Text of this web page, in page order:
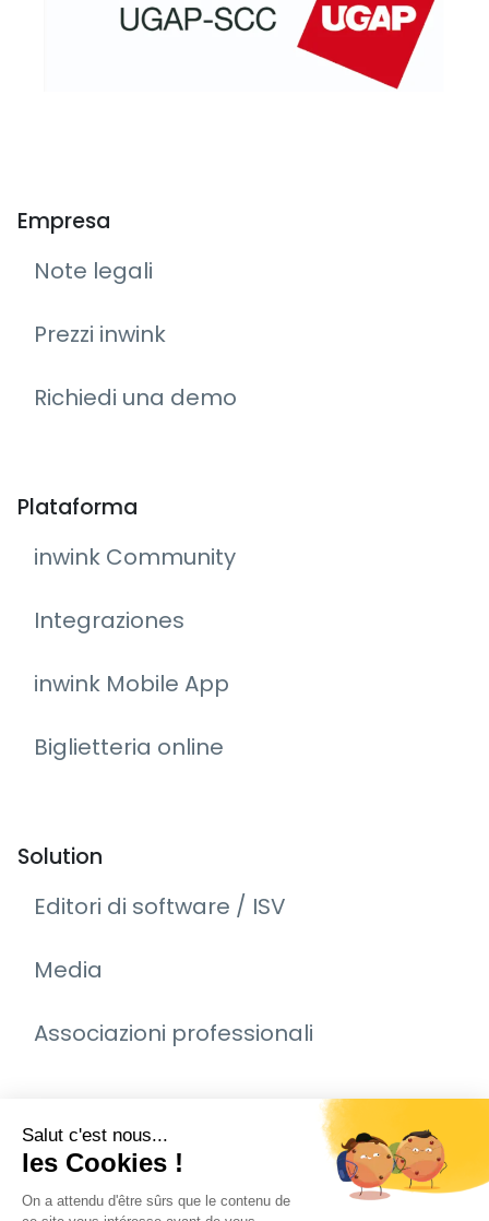
Empresa
Note legali
Prezzi inwink
Richiedi una demo
Plataforma
inwink Community
Integraziones
inwink Mobile App
Biglietteria online
Solution
Editori di software / ISV
Media
Associazioni professionali
inwink pour
Commercializzazione per espositori